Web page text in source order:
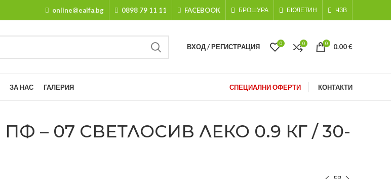
online@ealfa.bg 0898 79 11 11 FACEBOOK БРОШУРА БЮЛЕТИН ЧЗВ
ВХОД / РЕГИСТРАЦИЯ 0 0 0 0.00€
ЗА НАС ГАЛЕРИЯ СПЕЦИАЛНИ ОФЕРТИ КОНТАКТИ
– 07 СВЕТЛОСИВ ЛЕКО 0.9 КГ / 30-